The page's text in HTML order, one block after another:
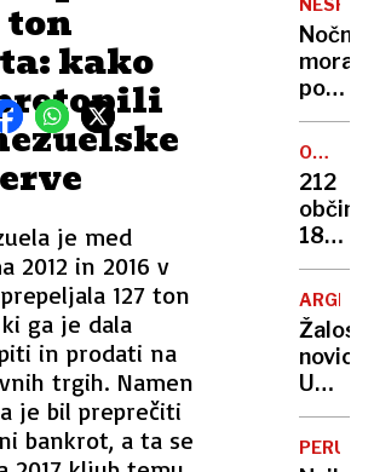
ton
kako
je med
2012 in 2016 v
127 ton
ga je dala
in prodati na
trgih. Namen
je bil preprečiti
bankrot, a ta se
ujezil
»Če
bo
župan
tam,
nas
ne
bo«
Nočna
mora
noči:
zakaj
v
vročini
ne
VRHOV
212
občin,
180
točk:
njun
cilj
je
skriti
vrh
novica:
Umrl
je
Jorge
Messi,
PERU